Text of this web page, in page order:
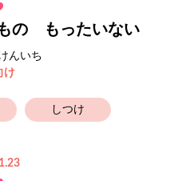
の もったいない
んいち
け
しつけ